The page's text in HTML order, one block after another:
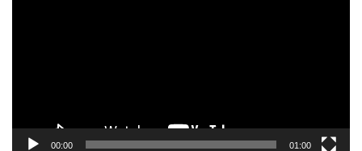
00:00 01:00